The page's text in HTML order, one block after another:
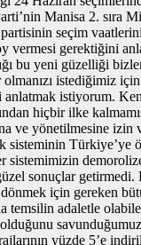
Manisa 2. sıra
seçim
vermesi gerektiğini
bu yeni güzelliği
istediğimiz
istiyorum.
hiçbir ilke
ve yönetilmesine izin
sisteminin Türkiye’ye
sistemimizin
sonuçlar
için gereken
temsilin adaletle
yüzde 5’e